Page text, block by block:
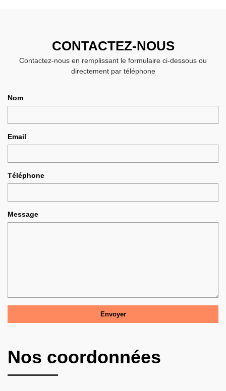
CONTACTEZ-NOUS
Contactez-nous en remplissant le formulaire ci-dessous ou
directement par téléphone
Nom
Email
Téléphone
Message
Nos coordonnées